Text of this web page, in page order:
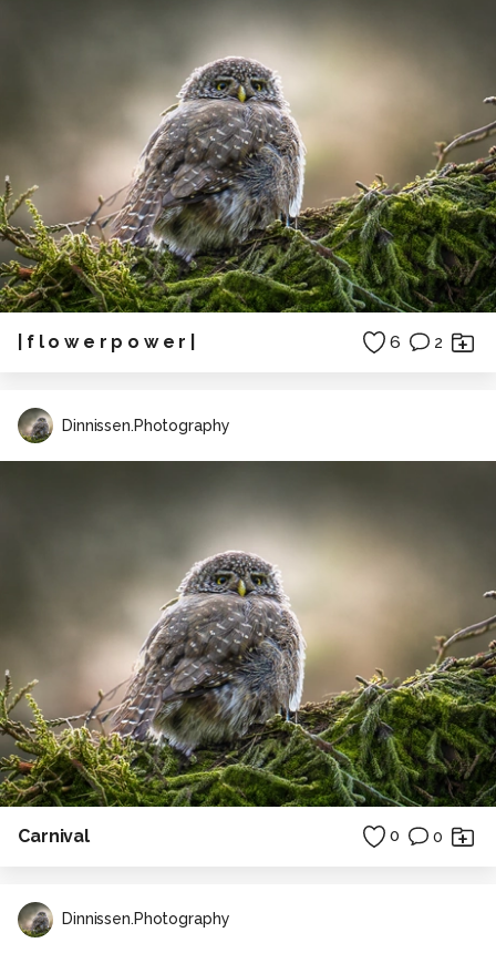
| f l o w e r p o w e r | 6 2
Dinnissen.Photography
Carnival 0 0
Dinnissen.Photography